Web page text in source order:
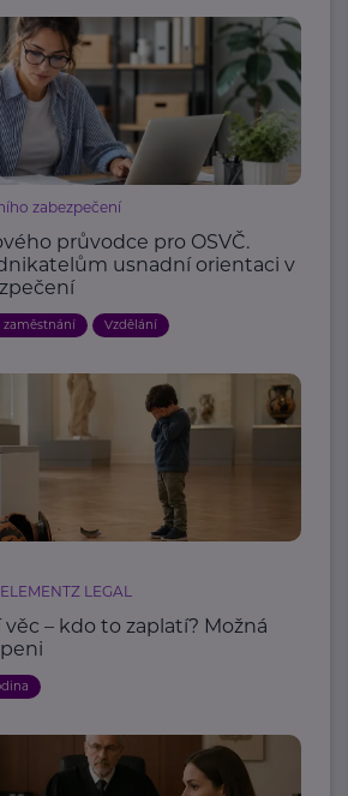
zabezpečení
průvodce pro OSVČ.
usnadní orientaci v
zaměstnání Vzdělání
LEGAL
věc – kdo to zaplatí? Možná